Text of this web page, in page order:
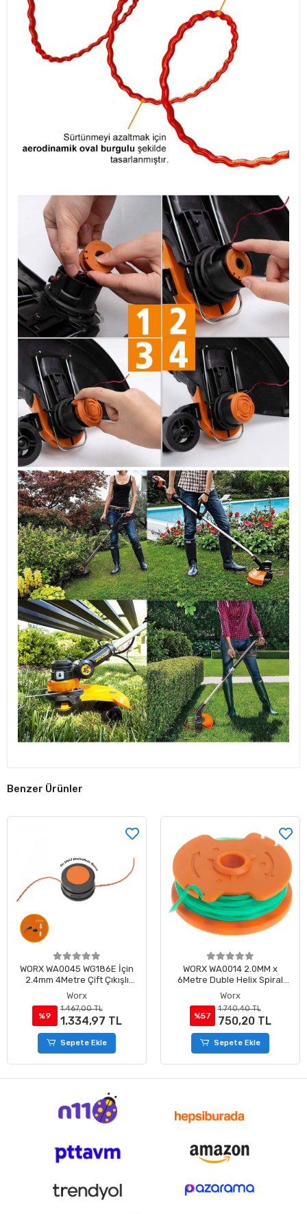
Benzer Ürünler
WORX WA0045 WG186E İçin
2.4mm 4Metre Çift Çıkışlı
Duble Helix Spiral Burgulu
Yedek Misina
Worx
%9
1.467,00 TL
1.334,97 TL
Sepete Ekle
WORX WA0014 2.0MM x
6Metre Duble Helix Spiral
Burgulu Yedek Misina
Worx
%57
1.740,40 TL
750,20 TL
Sepete Ekle